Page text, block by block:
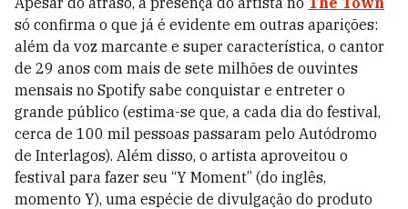
só confirma o que já é evidente em outras aparições:
além da voz marcante e super característica, o cantor
de 29 anos com mais de sete milhões de ouvintes
mensais no Spotify sabe conquistar e entreter o
grande público (estima-se que, a cada dia do festival,
cerca de 100 mil pessoas passaram pelo Autódromo
de Interlagos). Além disso, o artista aproveitou o
festival para fazer seu “Y Moment” (do inglês,
momento Y), uma espécie de divulgação do produto